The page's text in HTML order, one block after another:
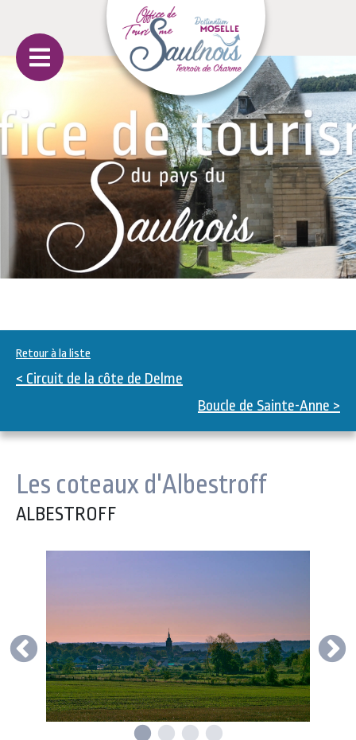
Retour à la liste
< Circuit de la côte de Delme
Boucle de Sainte-Anne >
Les coteaux d'Albestroff
ALBESTROFF